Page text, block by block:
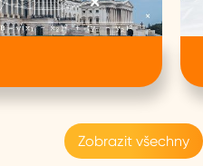
Zobrazit všechny